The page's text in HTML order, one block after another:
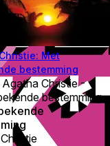
Met
bestemming
Christie -
bestemming